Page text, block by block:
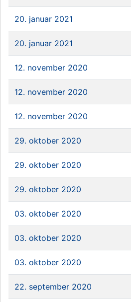
20. januar 2021
20. januar 2021
12. november 2020
12. november 2020
12. november 2020
29. oktober 2020
29. oktober 2020
29. oktober 2020
03. oktober 2020
03. oktober 2020
03. oktober 2020
22. september 2020